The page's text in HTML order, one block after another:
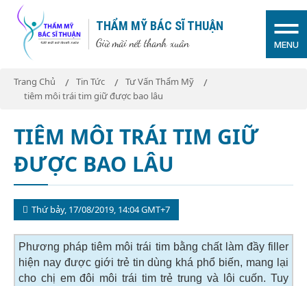
THẨM MỸ BÁC SĨ THUẬN
Giữ mãi nét thanh xuân MENU
Trang Chủ Tin Tức
Tư Vấn Thẩm Mỹ
tiêm môi trái tim giữ được bao lâu
TIÊM MÔI TRÁI TIM GIỮ
ĐƯỢC BAO LÂU
Thứ bảy, 17/08/2019, 14:04 GMT+7
Phương pháp tiêm môi trái tim bằng chất làm đầy filler
hiện nay được giới trẻ tin dùng khá phổ biến, mang lại
cho chị em đôi môi trái tim trẻ trung và lôi cuốn. Tuy